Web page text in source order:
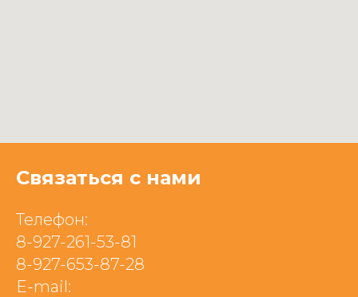
Связаться с нами
Телефон:
8-927-261-53-81
8-927-653-87-28
E-mail: